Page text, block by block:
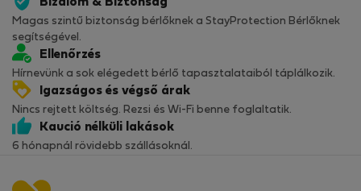
Bizalom & Biztonság
Magas szintű biztonság bérlőknek a StayProtection Bérlőknek
segítségével.
Ellenőrzés
Hírnevünk a sok elégedett bérlő tapasztalataiból táplálkozik.
Igazságos és végső árak
Nincs rejtett költség. Rezsi és Wi-Fi benne foglaltatik.
Kaució nélküli lakások
6 hónapnál rövidebb szállásoknál.